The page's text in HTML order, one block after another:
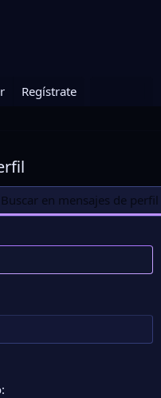
Medallas
Regístrate
Buscar en mensajes de perfil